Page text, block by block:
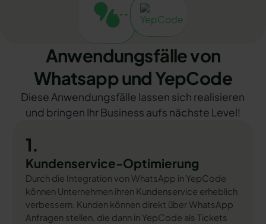
Anwendungsfälle von
Whatsapp und YepCode
Diese Anwendungsfälle lassen sich realisieren
und bringen Ihr Business aufs nächste Level!
1.
Kundenservice-Optimierung
Durch die Integration von WhatsApp in YepCode
können Unternehmen ihren Kundenservice erheblich
verbessern. Kunden können direkt über WhatsApp
Anfragen stellen, die dann in YepCode als Tickets